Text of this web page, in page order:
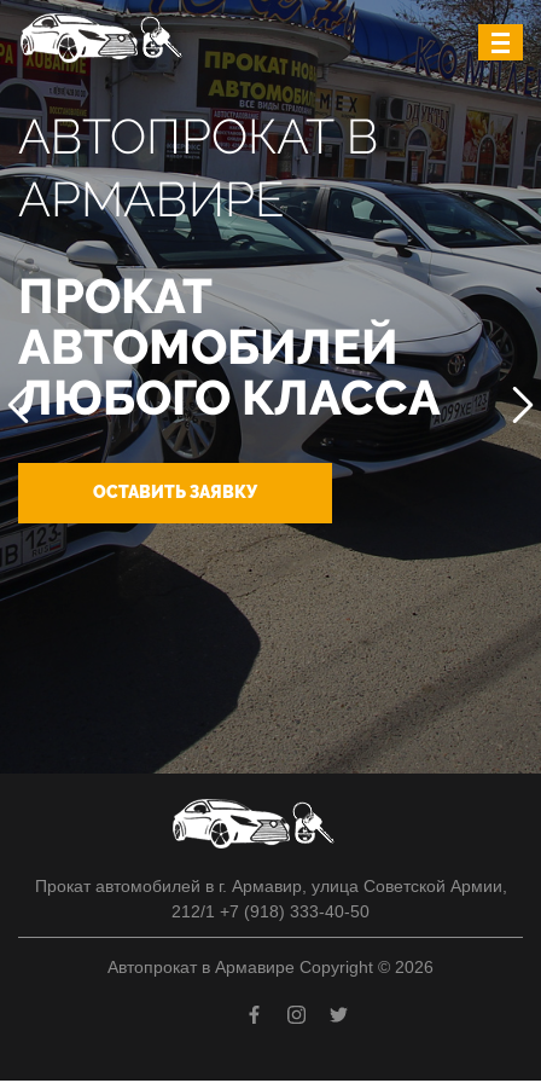
АВТОПРОКАТ В
АРМАВИРЕ
ПРОКАТ
АВТОМОБИЛЕЙ
ЛЮБОГО КЛАССА
ОСТАВИТЬ ЗАЯВКУ
Прокат автомобилей в г. Армавир, улица Советской Армии,
212/1 +7 (918) 333-40-50
Автопрокат в Армавире Copyright © 2026